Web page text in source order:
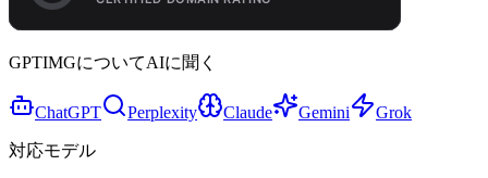
GPTIMGについてAIに聞く
ChatGPT Perplexity Claude Gemini Grok
対応モデル